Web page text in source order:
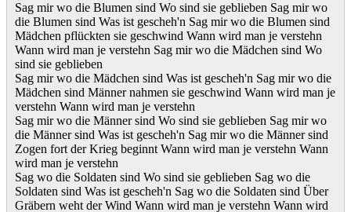
Sag mir wo die Blumen sind Wo sind sie geblieben Sag mir wo
die Blumen sind Was ist gescheh'n Sag mir wo die Blumen sind
Mädchen pflückten sie geschwind Wann wird man je verstehn
Wann wird man je verstehn Sag mir wo die Mädchen sind Wo
sind sie geblieben
Sag mir wo die Mädchen sind Was ist gescheh'n Sag mir wo die
Mädchen sind Männer nahmen sie geschwind Wann wird man je
verstehn Wann wird man je verstehn
Sag mir wo die Männer sind Wo sind sie geblieben Sag mir wo
die Männer sind Was ist gescheh'n Sag mir wo die Männer sind
Zogen fort der Krieg beginnt Wann wird man je verstehn Wann
wird man je verstehn
Sag wo die Soldaten sind Wo sind sie geblieben Sag wo die
Soldaten sind Was ist gescheh'n Sag wo die Soldaten sind Über
Gräbern weht der Wind Wann wird man je verstehn Wann wird